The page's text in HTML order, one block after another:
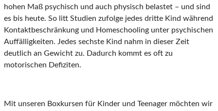
hohen Maß psychisch und auch physisch belastet – und sind
es bis heute. So litt Studien zufolge jedes dritte Kind während
Kontaktbeschränkung und Homeschooling unter psychischen
Auffälligkeiten. Jedes sechste Kind nahm in dieser Zeit
deutlich an Gewicht zu. Dadurch kommt es oft zu
motorischen Defiziten.
Mit unseren Boxkursen für Kinder und Teenager möchten wir